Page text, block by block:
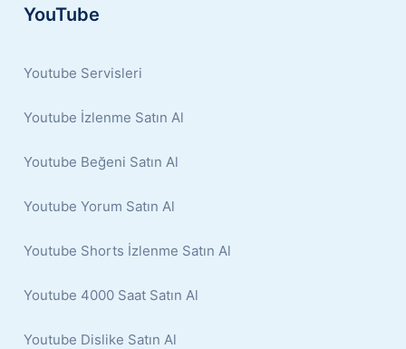
YouTube
Youtube Servisleri
Youtube İzlenme Satın Al
Youtube Beğeni Satın Al
Youtube Yorum Satın Al
Youtube Shorts İzlenme Satın Al
Youtube 4000 Saat Satın Al
Youtube Dislike Satın Al